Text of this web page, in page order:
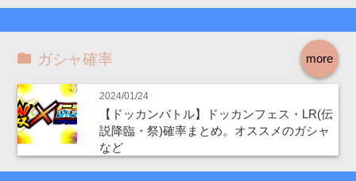
more
ガシャ確率
2024/01/24
【ドッカンバトル】ドッカンフェス・LR(伝
説降臨・祭)確率まとめ。オススメのガシャ
など